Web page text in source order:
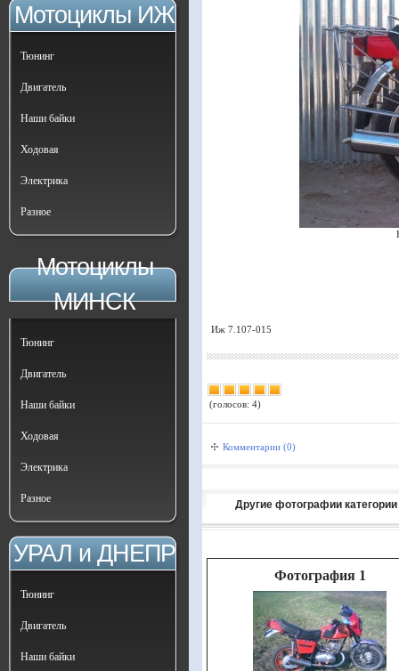
Мотоциклы ИЖ
Тюнинг
Двигатель
Наши байки
Ходовая
Электрика
Разное
Мотоциклы
МИНСК
Тюнинг
Двигатель
Наши байки
Ходовая
Электрика
Разное
УРАЛ и ДНЕПР
Тюнинг
Двигатель
Наши байки
Иж 7.107-015
(голосов: 4)
Комментарии (0)
Другие фотографии категории
Фотография 1